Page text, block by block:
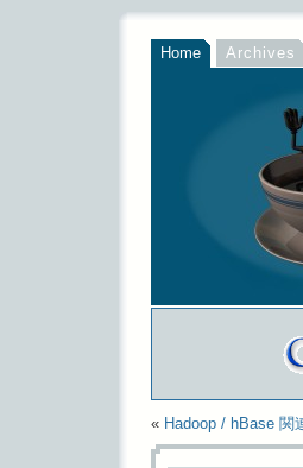
Home Archives
« Hadoop / hBase 関